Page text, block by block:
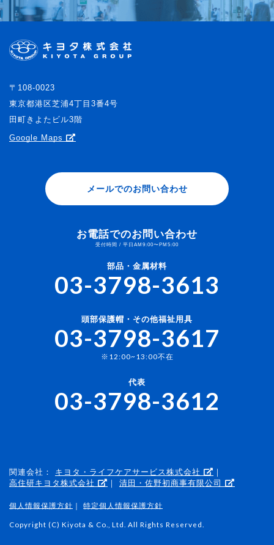
〒108-0023
東京都港区芝浦4丁目3番4号
田町きよたビル3階
Google Maps
メールでのお問い合わせ
お電話でのお問い合わせ
受付時間 / 平日AM9:00〜PM5:00
部品・金属材料
03-3798-3613
頭部保護帽・その他福祉用具
03-3798-3617
※12:00~13:00不在
代表
03-3798-3612
関連会社： キヨタ・ライフケアサービス株式会社
｜
高住研キヨタ株式会社
｜ 清田・佐野初商事有限公司
個人情報保護方針 ｜ 特定個人情報保護方針
Copyright (C) Kiyota & Co., Ltd. All Rights Reserved.